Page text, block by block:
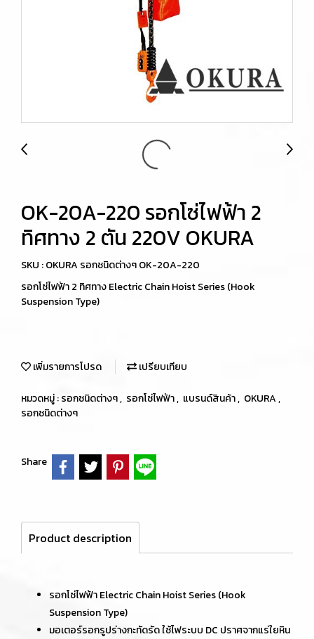
OK-20A-220 รอกโซ่ไฟฟ้า 2
ทิศทาง 2 ตัน 220V OKURA
SKU : OKURA รอกชนิดต่างๆ OK-20A-220
รอกโซ่ไฟฟ้า 2 ทิศทาง Electric Chain Hoist Series (Hook
Suspension Type)
เพิ่มรายการโปรด เปรียบเทียบ
หมวดหมู่ :รอกชนิดต่างๆ, รอกโซ่ไฟฟ้า, แบรนด์สินค้า, OKURA,
รอกชนิดต่างๆ
Share
Product description
รอกโซ่ไฟฟ้า Electric Chain Hoist Series (Hook
Suspension Type)
มอเตอร์รอกรูปร่างกะทัดรัด ใช้ไฟระบบ DC ปราศจากแร่ใยหิน